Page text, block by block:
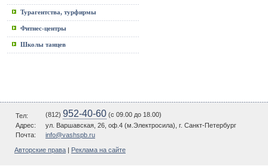
Турагентства, турфирмы
Фитнес-центры
Школы танцев
Тел: (812) 952-40-60 (c 09.00 до 18.00)
Адрес:
ул. Варшавская, 26, оф.4 (м.Электросила), г. Санкт-Петербург
Почта:
info@vashspb.ru
Авторские права Реклама на сайте